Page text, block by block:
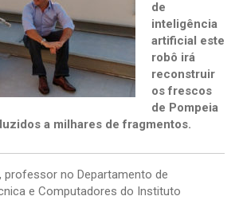
de
inteligência
artificial este
robô irá
reconstruir
os frescos
de Pompeia
a milhares de fragmentos.
no Departamento de
e Computadores do Instituto